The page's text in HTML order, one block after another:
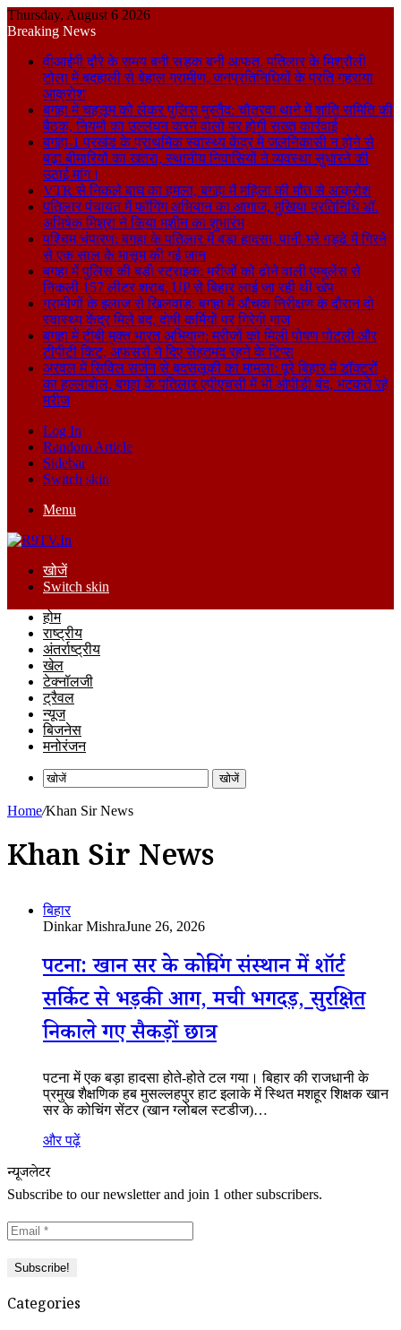
Thursday, August 6 2026
Breaking News
वीआईपी दौरे के समय बनी सड़क बनी आफत, पतिलार के मिश्रौली
टोला में बदहाली से बेहाल ग्रामीण, जनप्रतिनिधियों के प्रति गहराया
आक्रोश
बगहा में चहलूम को लेकर पुलिस मुस्तैद: चौतरवा थाने में शांति समिति की
बैठक, नियमों का उल्लंघन करने वालों पर होगी सख्त कार्रवाई
बगहा-1 प्रखंड के प्राथमिक स्वास्थ्य केंद्र में जलनिकासी न होने से
बढ़ा बीमारियों का खतरा, स्थानीय निवासियों ने व्यवस्था सुधारने की
उठाई मांग।
VTR से निकले बाघ का हमला, बगहा में महिला की मौत से आक्रोश
पतिलार पंचायत में फॉगिंग अभियान का आगाज, मुखिया प्रतिनिधि डॉ.
अभिषेक मिश्रा ने किया मशीन का शुभारंभ
पश्चिम चंपारण: बगहा के पतिलार में बड़ा हादसा, पानी भरे गड्ढे में गिरने
से एक साल के मासूम की गई जान
बगहा में पुलिस की बड़ी स्ट्राइक: मरीजों को ढोने वाली एम्बुलेंस से
निकली 157 लीटर शराब, UP से बिहार लाई जा रही थी खेप
ग्रामीणों के इलाज से खिलवाड़: बगहा में औचक निरीक्षण के दौरान दो
स्वास्थ्य केंद्र मिले बंद, दोषी कर्मियों पर गिरेगी गाज
बगहा में टीबी मुक्त भारत अभियान: मरीजों को मिली पोषण पोटली और
टीपीटी किट, अफसरों ने दिए सेहतमंद रहने के टिप्स
अरवल में सिविल सर्जन से बदसलूकी का मामला: पूरे बिहार में डॉक्टरों
का हल्लाबोल, बगहा के पतिलार एपीएचसी में भी ओपीडी बंद, भटकते रहे
मरीज
Log In
Random Article
Sidebar
Switch skin
Menu
खोजें
Switch skin
होम
राष्ट्रीय
अंतर्राष्ट्रीय
खेल
टेक्नॉलजी
ट्रैवल
न्यूज
बिजनेस
मनोरंजन
खोजें
Home/Khan Sir News
Khan Sir News
बिहार
Dinkar MishraJune 26, 2026
पटना: खान सर के कोचिंग संस्थान में शॉर्ट
सर्किट से भड़की आग, मची भगदड़, सुरक्षित
निकाले गए सैकड़ों छात्र
पटना में एक बड़ा हादसा होते-होते टल गया। बिहार की राजधानी के
प्रमुख शैक्षणिक हब मुसल्लहपुर हाट इलाके में स्थित मशहूर शिक्षक खान
सर के कोचिंग सेंटर (खान ग्लोबल स्टडीज)…
और पढ़ें
न्यूजलेटर
Subscribe to our newsletter and join 1 other subscribers.
Categories